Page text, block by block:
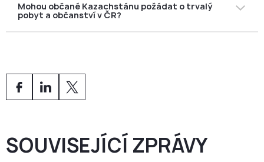
pobyt v ČR, možnostžádat o hypotéku a koupit
nemovitost, založit firmu nebo podnikat jako OSVČ a
také možnost pozdějšího přesunu pobytu do jiných
Mohou občané Kazachstánu požádat o trvalý
pobyt a občanství v ČR?
naturalizací.
SOUVISEJÍCÍ ZPRÁVY